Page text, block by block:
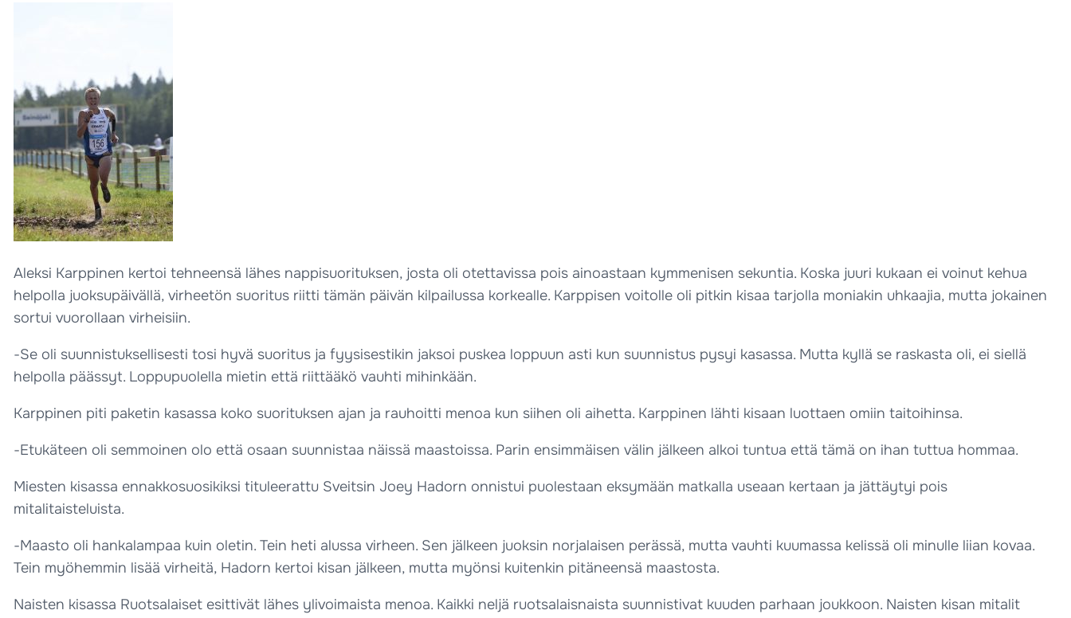
Aleksi Karppinen kertoi tehneensä lähes nappisuorituksen, josta oli otettavissa pois ainoastaan kymmenisen sekuntia. Koska juuri kukaan ei voinut kehua
helpolla juoksupäivällä, virheetön suoritus riitti tämän päivän kilpailussa korkealle. Karppisen voitolle oli pitkin kisaa tarjolla moniakin uhkaajia, mutta jokainen
sortui vuorollaan virheisiin.
-Se oli suunnistuksellisesti tosi hyvä suoritus ja fyysisestikin jaksoi puskea loppuun asti kun suunnistus pysyi kasassa. Mutta kyllä se raskasta oli, ei siellä
helpolla päässyt. Loppupuolella mietin että riittääkö vauhti mihinkään.
Karppinen piti paketin kasassa koko suorituksen ajan ja rauhoitti menoa kun siihen oli aihetta. Karppinen lähti kisaan luottaen omiin taitoihinsa.
-Etukäteen oli semmoinen olo että osaan suunnistaa näissä maastoissa. Parin ensimmäisen välin jälkeen alkoi tuntua että tämä on ihan tuttua hommaa.
Miesten kisassa ennakkosuosikiksi tituleerattu Sveitsin Joey Hadorn onnistui puolestaan eksymään matkalla useaan kertaan ja jättäytyi pois
mitalitaisteluista.
-Maasto oli hankalampaa kuin oletin. Tein heti alussa virheen. Sen jälkeen juoksin norjalaisen perässä, mutta vauhti kuumassa kelissä oli minulle liian kovaa.
Tein myöhemmin lisää virheitä, Hadorn kertoi kisan jälkeen, mutta myönsi kuitenkin pitäneensä maastosta.
Naisten kisassa Ruotsalaiset esittivät lähes ylivoimaista menoa. Kaikki neljä ruotsalaisnaista suunnistivat kuuden parhaan joukkoon. Naisten kisan mitalit